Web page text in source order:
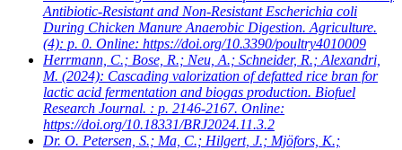
Antibiotic-Resistant and Non-Resistant Escherichia coli
During Chicken Manure Anaerobic Digestion. Agriculture.
(4): p. 0. Online: https://doi.org/10.3390/poultry4010009
Herrmann, C.; Bose, R.; Neu, A.; Schneider, R.; Alexandri,
M. (2024): Cascading valorization of defatted rice bran for
lactic acid fermentation and biogas production. Biofuel
Research Journal. : p. 2146-2167. Online:
https://doi.org/10.18331/BRJ2024.11.3.2
Dr. O. Petersen, S.; Ma, C.; Hilgert, J.; Mjöfors, K.;